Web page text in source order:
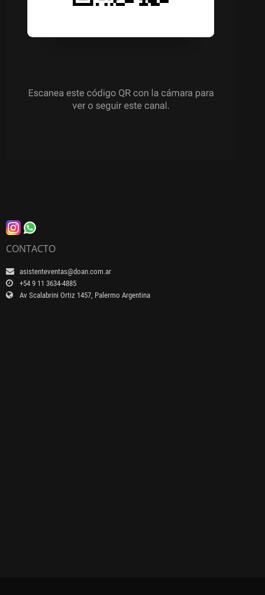
CONTACTO
asistenteventas@doan.com.ar
+54 9 11 3634-4885
Av Scalabrini Ortiz 1457, Palermo Argentina